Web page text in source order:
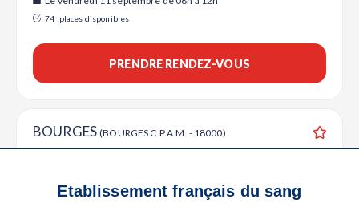
74 places disponibles
PRENDRE RENDEZ-VOUS
BOURGES(BOURGES C.P.A.M. - 18000)
places disponibles
Etablissement français du sang